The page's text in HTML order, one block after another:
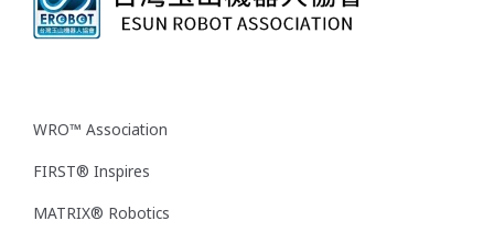
WRO™ Association
FIRST® Inspires
MATRIX® Robotics